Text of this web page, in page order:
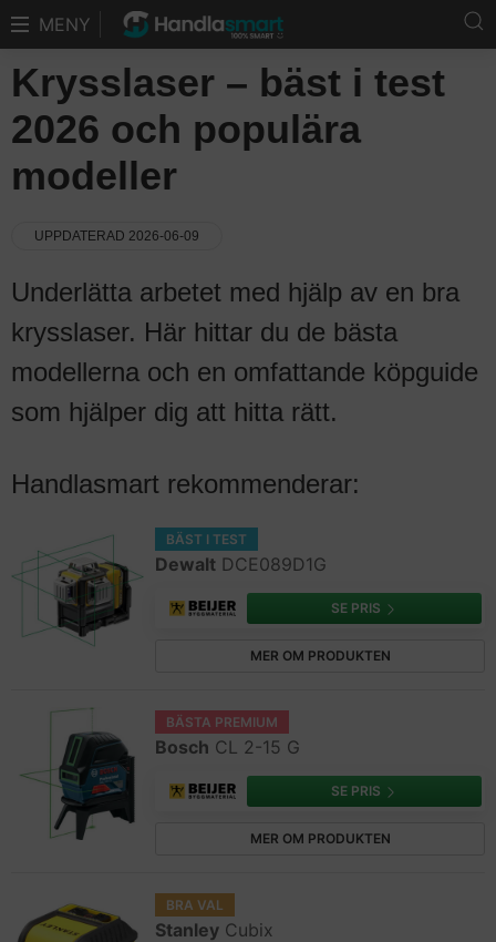
MENY
Krysslaser – bäst i test
2026 och populära
modeller
UPPDATERAD 2026-06-09
Underlätta arbetet med hjälp av en bra
krysslaser. Här hittar du de bästa
modellerna och en omfattande köpguide
som hjälper dig att hitta rätt.
Handlasmart rekommenderar:
BÄST I TEST
Dewalt DCE089D1G
SE PRIS
MER OM PRODUKTEN
BÄSTA PREMIUM
Bosch CL 2-15 G
SE PRIS
MER OM PRODUKTEN
BRA VAL
Stanley Cubix